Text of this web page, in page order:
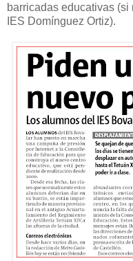
barricadas educativas (si
IES Domínguez Ortiz).